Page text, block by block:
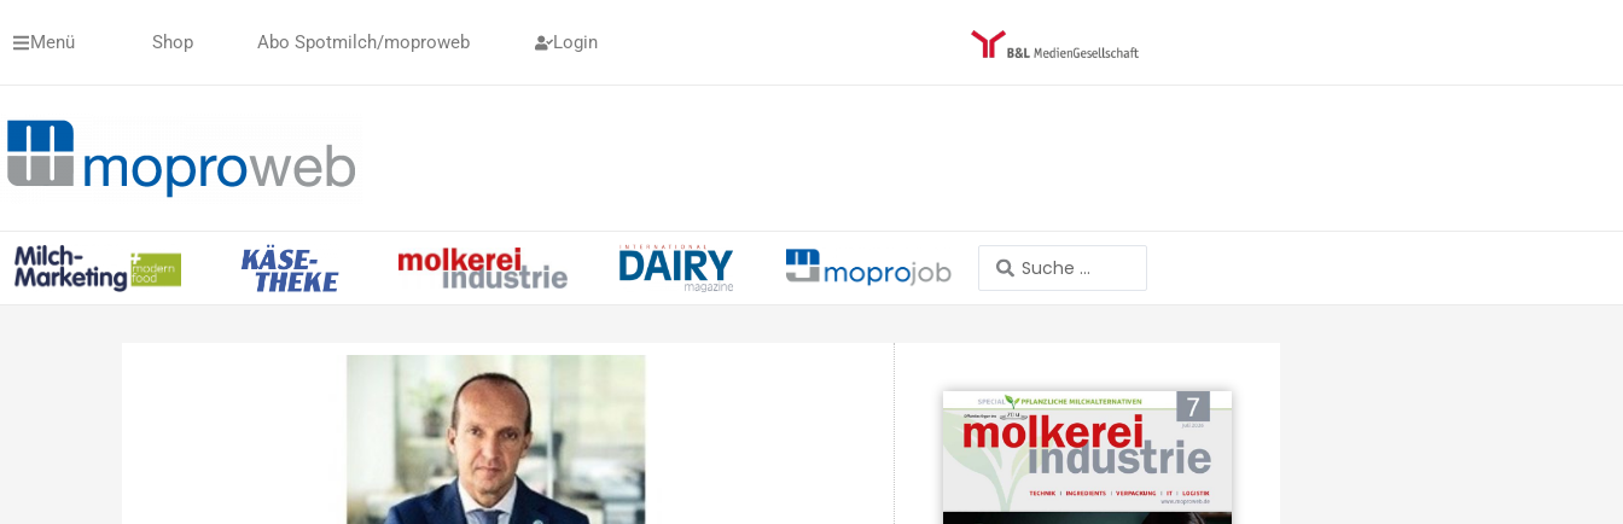
InhaltMenü Shop Abo Spotmilch/moproweb Login
Search
...